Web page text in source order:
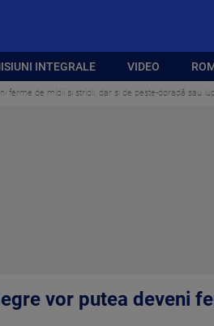
INTEGRALE VIDEO
ferme de midii și stridii, dar și de pește-doradă sau
vor putea deveni